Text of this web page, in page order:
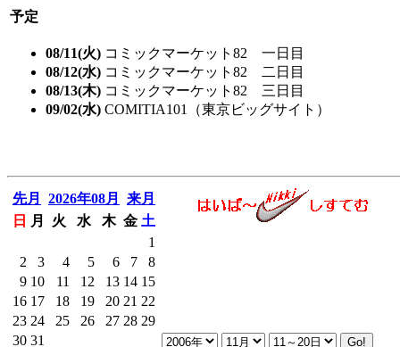
予定
08/11(火) コミックマーケット82 一日目
08/12(水) コミックマーケット82 二日目
08/13(木) コミックマーケット82 三日目
09/02(水) COMITIA101（東京ビッグサイト）
先月 2026年08月
来月
日
月 火 水 木 金 土
1
2
3 4 5 6 7
8
9 10 11 12 13 14 15
16 17 18 19 20 21 22
23 24 25 26 27 28 29
30 31